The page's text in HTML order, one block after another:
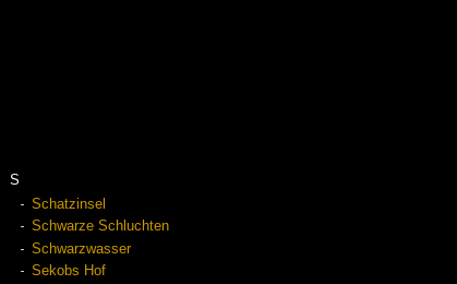
S
Schatzinsel
Schwarze Schluchten
Schwarzwasser
Sekobs Hof